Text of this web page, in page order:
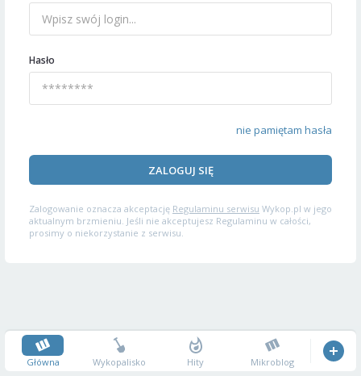
Hasło
nie pamiętam hasła
ZALOGUJ SIĘ
Zalogowanie oznacza akceptację Regulaminu serwisu Wykop.pl w jego
aktualnym brzmieniu. Jeśli nie akceptujesz Regulaminu w całości,
prosimy o niekorzystanie z serwisu.
Główna Wykopalisko Hity Mikroblog